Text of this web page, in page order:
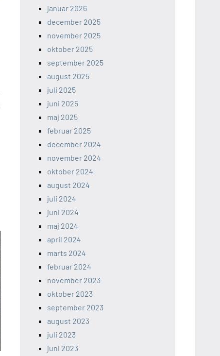
januar 2026
december 2025
november 2025
oktober 2025
september 2025
august 2025
juli 2025
juni 2025
maj 2025
februar 2025
december 2024
november 2024
oktober 2024
august 2024
juli 2024
juni 2024
maj 2024
april 2024
marts 2024
februar 2024
november 2023
oktober 2023
september 2023
august 2023
juli 2023
juni 2023